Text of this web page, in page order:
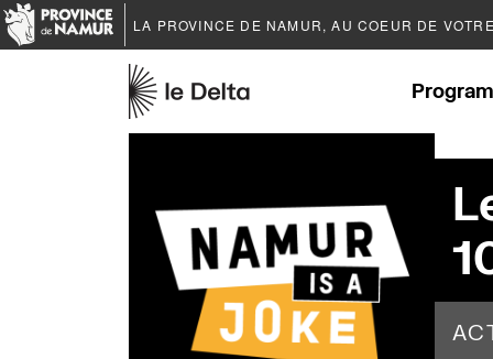
LA PROVINCE DE NAMUR, AU COEUR DE